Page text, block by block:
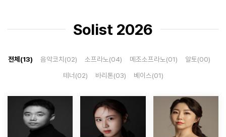
Solist 2026
전체(13) 음악코치(02) 소프라노(04) 메조소프라노(01) 알토(00)
테너(02) 바리톤(03) 베이스(01)